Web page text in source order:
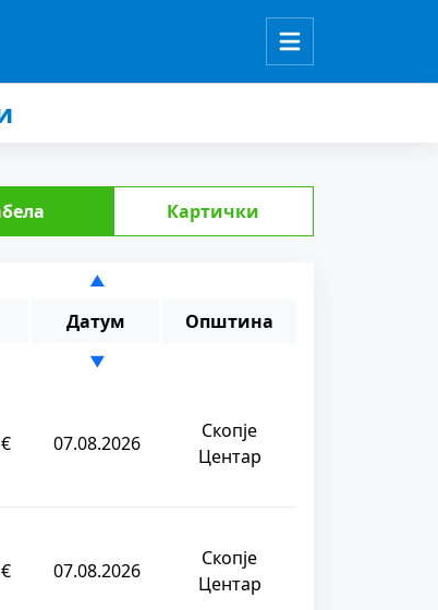
Картички
▲
Датум Општина
▼
07.08.2026
Скопје
Центар
07.08.2026
Скопје
Центар